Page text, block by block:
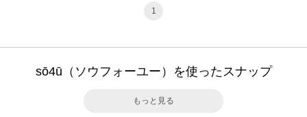
1
sō4ū（ソウフォーユー）を使ったスナップ
もっと見る